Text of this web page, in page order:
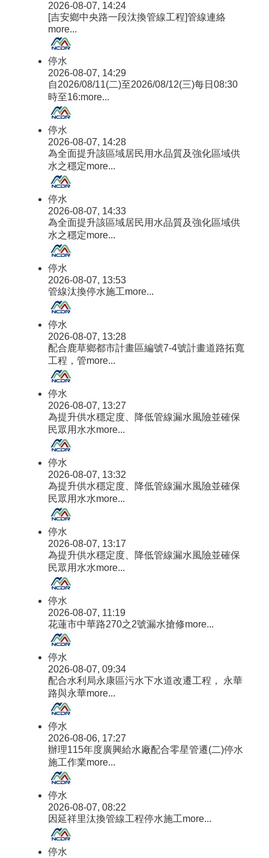
2026-08-07, 14:24
[吉安鄉中央路一段汰換管線工程]管線連絡
more...
停水
2026-08-07, 14:29
自2026/08/11(二)至2026/08/12(三)每日08:30
時至16:more...
停水
2026-08-07, 14:28
為全面提升該區域居民用水品質及強化區域供
水之穩定more...
停水
2026-08-07, 14:33
為全面提升該區域居民用水品質及強化區域供
水之穩定more...
停水
2026-08-07, 13:53
管線汰換停水施工more...
停水
2026-08-07, 13:28
配合鹿草鄉都市計畫區編號7-4號計畫道路拓寬
工程，管more...
停水
2026-08-07, 13:27
為提升供水穩定度、降低管線漏水風險並確保
民眾用水水more...
停水
2026-08-07, 13:32
為提升供水穩定度、降低管線漏水風險並確保
民眾用水水more...
停水
2026-08-07, 13:17
為提升供水穩定度、降低管線漏水風險並確保
民眾用水水more...
停水
2026-08-07, 11:19
花蓮市中華路270之2號漏水搶修more...
停水
2026-08-07, 09:34
配合水利局永康區污水下水道改遷工程， 永華
路與永華more...
停水
2026-08-06, 17:27
辦理115年度廣興給水廠配合零星管遷(二)停水
施工作業more...
停水
2026-08-07, 08:22
因延祥里汰換管線工程停水施工more...
停水